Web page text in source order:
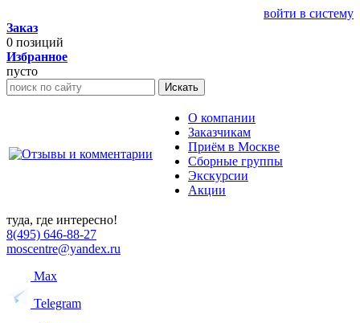
войти в систему
Заказ
0 позиций
Избранное
пусто
Искать
О компании
Заказчикам
Приём в Москве
Сборные группы
Экскурсии
Акции
туда, где интересно!
8(495) 646-88-27
moscentre@yandex.ru
Max
Telegram